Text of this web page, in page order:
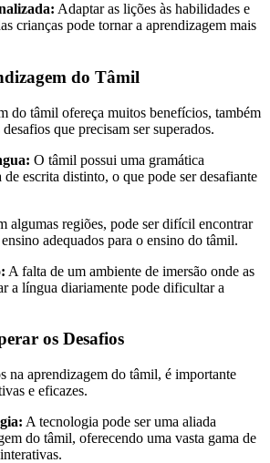
Adaptar as lições às habilidades e
crianças pode tornar a aprendizagem mais
do Tâmil
do tâmil ofereça muitos benefícios, também
que precisam ser superados.
O tâmil possui uma gramática
escrita distinto, o que pode ser desafiante
algumas regiões, pode ser difícil encontrar
adequados para o ensino do tâmil.
A falta de um ambiente de imersão onde as
a língua diariamente pode dificultar a
os Desafios
na aprendizagem do tâmil, é importante
e eficazes.
A tecnologia pode ser uma aliada
do tâmil, oferecendo uma vasta gama de